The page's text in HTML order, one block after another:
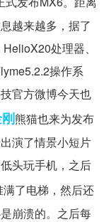
越来越多，据了
处理器、
操作系
官方微博今天也
熊猫也来为发布
演了情景小短片
头玩手机，之后
了电梯，然后还
崩溃的。之后每